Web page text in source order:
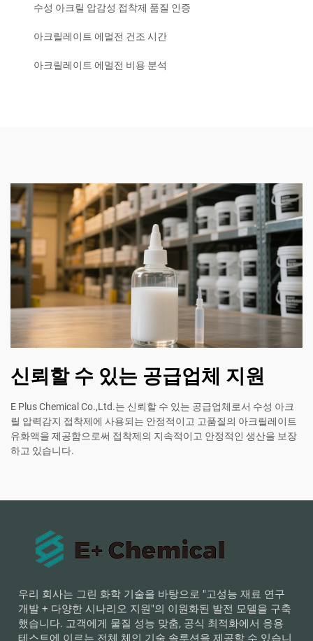
수성 아크릴 압감성 접착제 품질 인증
아크릴레이트 에멀전 건조 시간
아크릴레이트 에멀전 비용 분석
신뢰할 수 있는 공급업체 지원
E Plus Chemical Co.,Ltd.는 신뢰할 수 있는 공급업체로서 수성 아크
릴 압력감지 접착제에 사용되는 안정적이고 고품질의 아크릴레이트
유화액을 제공함으로써 접착제의 지속적이고 안정적인 생산을 보장
하고 있습니다.
우리 회사는 그린 화학 기술을 바탕으로 "고성능 재료 연구
개발 + 다양한 시나리오 지원"의 이원화된 발전 모델을 구축
했습니다. 고객에게 물질 성능 맞춤, 공식 최적화에서 응용
테스트에 이르는 전체 체인 기술 솔루션을 제공할 수 있습니